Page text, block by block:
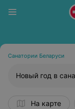
Санатории Беларуси
Новый год в
На карте